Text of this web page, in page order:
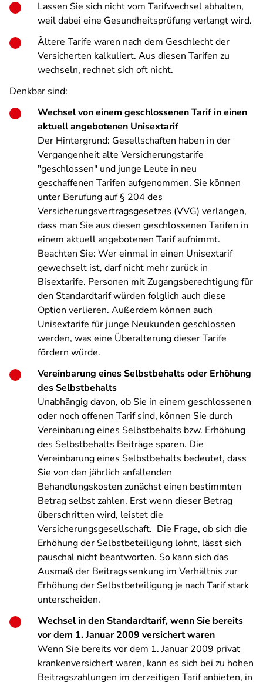
Lassen Sie sich nicht vom Tarifwechsel abhalten,
weil dabei eine Gesundheitsprüfung verlangt wird.
Ältere Tarife waren nach dem Geschlecht der
Versicherten kalkuliert. Aus diesen Tarifen zu
wechseln, rechnet sich oft nicht.
Denkbar sind:
Wechsel von einem geschlossenen Tarif in einen
aktuell angebotenen Unisextarif
Der Hintergrund: Gesellschaften haben in der
Vergangenheit alte Versicherungstarife
"geschlossen" und junge Leute in neu
geschaffenen Tarifen aufgenommen. Sie können
unter Berufung auf § 204 des
Versicherungsvertragsgesetzes (VVG) verlangen,
dass man Sie aus diesen geschlossenen Tarifen in
einem aktuell angebotenen Tarif aufnimmt.
Beachten Sie: Wer einmal in einen Unisextarif
gewechselt ist, darf nicht mehr zurück in
Bisextarife. Personen mit Zugangsberechtigung für
den Standardtarif würden folglich auch diese
Option verlieren. Außerdem können auch
Unisextarife für junge Neukunden geschlossen
werden, was eine Überalterung dieser Tarife
fördern würde.
Vereinbarung eines Selbstbehalts oder Erhöhung
des Selbstbehalts
Unabhängig davon, ob Sie in einem geschlossenen
oder noch offenen Tarif sind, können Sie durch
Vereinbarung eines Selbstbehalts bzw. Erhöhung
des Selbstbehalts Beiträge sparen. Die
Vereinbarung eines Selbstbehalts bedeutet, dass
Sie von den jährlich anfallenden
Behandlungskosten zunächst einen bestimmten
Betrag selbst zahlen. Erst wenn dieser Betrag
überschritten wird, leistet die
Versicherungsgesellschaft. Die Frage, ob sich die
Erhöhung der Selbstbeteiligung lohnt, lässt sich
pauschal nicht beantworten. So kann sich das
Ausmaß der Beitragssenkung im Verhältnis zur
Erhöhung der Selbstbeteiligung je nach Tarif stark
unterscheiden.
Wechsel in den Standardtarif, wenn Sie bereits
vor dem 1. Januar 2009 versichert waren
Wenn Sie bereits vor dem 1. Januar 2009 privat
krankenversichert waren, kann es sich bei zu hohen
Beitragszahlungen im derzeitigen Tarif anbieten, in